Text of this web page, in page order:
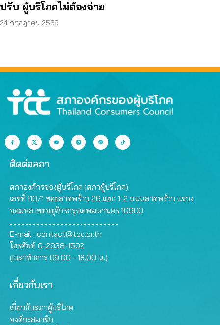
ปรับ ผู้บริโภคไม่ต้องจ่าย
24 กรกฎาคม 2569
ติดต่อสภา
สภาองค์กรของผู้บริโภค (สภาผู้บริโภค)
เลขที่ 110/1 ซอยลาดพร้าว 26 แยก 1-2 ถนนลาดพร้าว แขวง
จอมพล เขตจตุจักรกรุงเทพมหานคร 10900
E-mail : contact@tcc.or.th
โทรศัพท์ 0-2938-1502
(เวลาทำการ 09.00 - 18.00 น.)
เกี่ยวกับเรา
เกี่ยวกับสภาผู้บริโภค
องค์กรสมาชิก